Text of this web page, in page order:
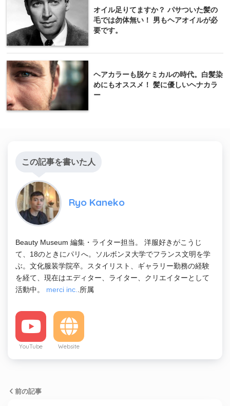
オイル足りてますか？ パサついた髪の
毛では勿体無い！ 男もヘアオイルが必
要です。
ヘアカラーも脱ケミカルの時代。白髪染
めにもオススメ！ 髪に優しいヘナカラ
ー
この記事を書いた人
Ryo Kaneko
Beauty Museum 編集・ライター担当。 洋服好きがこうじ
て、18のときにパリへ。ソルボンヌ大学でフランス文明を学
ぶ。文化服装学院卒。スタイリスト、ギャラリー勤務の経験
を経て、現在はエディター、ライター、クリエイターとして
活動中。 merci inc..所属
YouTube Website
前の記事